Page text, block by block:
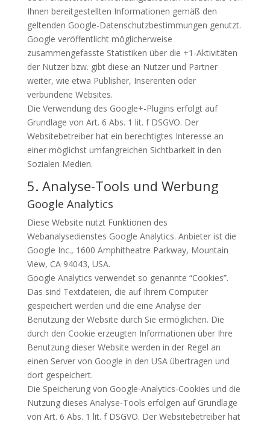
Ihnen bereitgestellten Informationen gemäß den
geltenden Google-Datenschutzbestimmungen genutzt.
Google veröffentlicht möglicherweise
zusammengefasste Statistiken über die +1-Aktivitäten
der Nutzer bzw. gibt diese an Nutzer und Partner
weiter, wie etwa Publisher, Inserenten oder
verbundene Websites.
Die Verwendung des Google+-Plugins erfolgt auf
Grundlage von Art. 6 Abs. 1 lit. f DSGVO. Der
Websitebetreiber hat ein berechtigtes Interesse an
einer möglichst umfangreichen Sichtbarkeit in den
Sozialen Medien.
5. Analyse-Tools und Werbung
Google Analytics
Diese Website nutzt Funktionen des
Webanalysedienstes Google Analytics. Anbieter ist die
Google Inc., 1600 Amphitheatre Parkway, Mountain
View, CA 94043, USA.
Google Analytics verwendet so genannte “Cookies”.
Das sind Textdateien, die auf Ihrem Computer
gespeichert werden und die eine Analyse der
Benutzung der Website durch Sie ermöglichen. Die
durch den Cookie erzeugten Informationen über Ihre
Benutzung dieser Website werden in der Regel an
einen Server von Google in den USAübertragen und
dort gespeichert.
Die Speicherung von Google-Analytics-Cookies und die
Nutzung dieses Analyse-Tools erfolgen auf Grundlage
von Art. 6 Abs. 1 lit. f DSGVO. Der Websitebetreiber hat